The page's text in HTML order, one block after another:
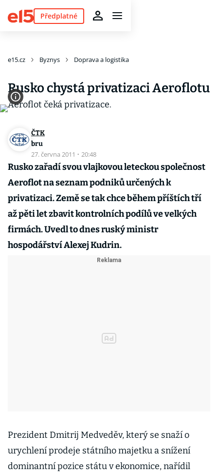
Předplatné
e15.cz Byznys Doprava a logistika
Rusko chystá privatizaci Aeroflotu
ČTK
bru
27. června 2011 · 20:48
Rusko zařadí svou vlajkovou leteckou společnost
Aeroflot na seznam podniků určených k
privatizaci. Země se tak chce během příštích tří
až pěti let zbavit kontrolních podílů ve velkých
firmách. Uvedl to dnes ruský ministr
hospodářství Alexej Kudrin.
Prezident Dmitrij Medveděv, který se snaží o
urychlení prodeje státního majetku a snížení
dominantní pozice státu v ekonomice, nařídil